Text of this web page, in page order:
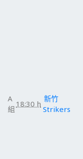
A
組
18:30 h
新竹
Strikers